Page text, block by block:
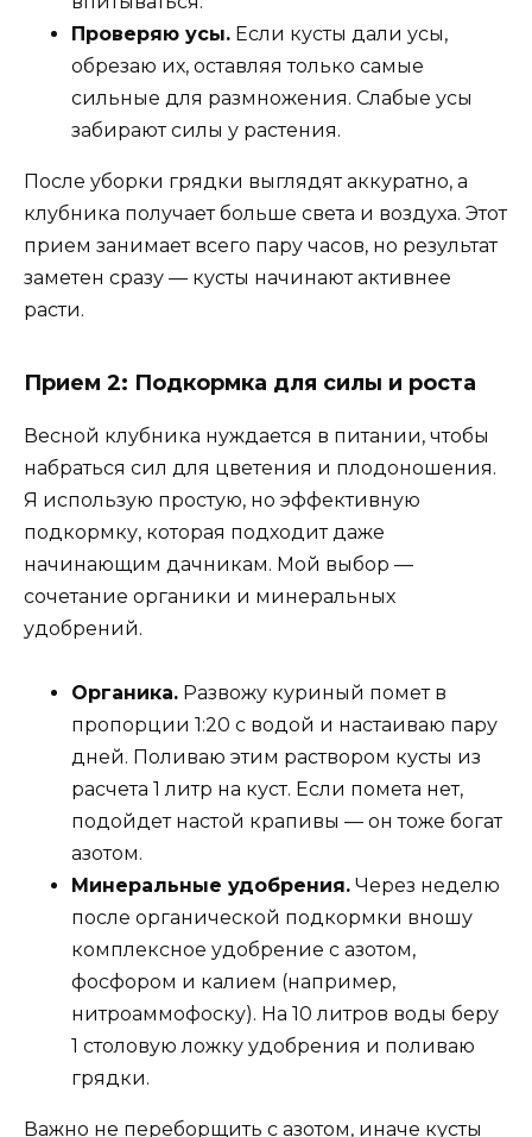
Проверяю усы. Если кусты дали усы,
обрезаю их, оставляя только самые
сильные для размножения. Слабые усы
забирают силы у растения.
После уборки грядки выглядят аккуратно, а
клубника получает больше света и воздуха. Этот
прием занимает всего пару часов, но результат
заметен сразу — кусты начинают активнее
расти.
Прием 2: Подкормка для силы и роста
Весной клубника нуждается в питании, чтобы
набраться сил для цветения и плодоношения.
Я использую простую, но эффективную
подкормку, которая подходит даже
начинающим дачникам. Мой выбор —
сочетание органики и минеральных
удобрений.
Органика. Развожу куриный помет в
пропорции 1:20 с водой и настаиваю пару
дней. Поливаю этим раствором кусты из
расчета 1 литр на куст. Если помета нет,
подойдет настой крапивы — он тоже богат
азотом.
Минеральные удобрения. Через неделю
после органической подкормки вношу
комплексное удобрение с азотом,
фосфором и калием (например,
нитроаммофоску). На 10 литров воды беру
1 столовую ложку удобрения и поливаю
грядки.
Важно не переборщить с азотом, иначе кусты